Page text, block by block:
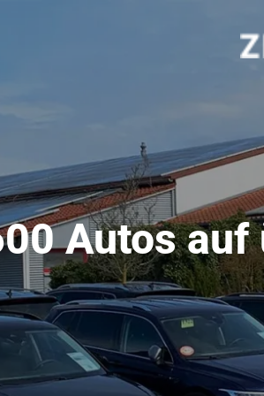
Autos auf